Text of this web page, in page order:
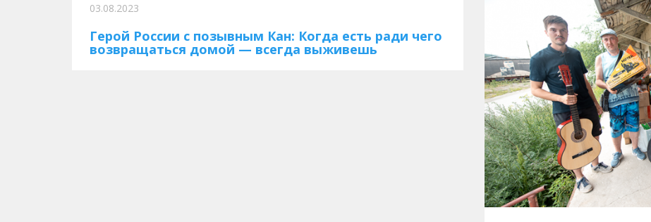
03.08.2023
Герой России с позывным Кан: Когда есть ради чего
возвращаться домой — всегда выживешь